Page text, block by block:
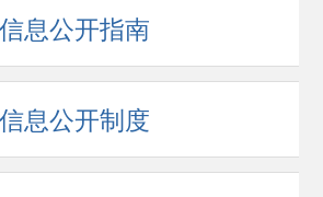
息公开指南
息公开制度